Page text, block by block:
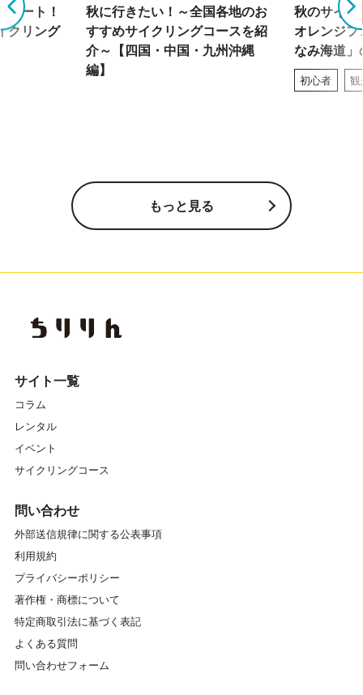
ルート！
クリング
秋に行きたい！～全国各地のお
すすめサイクリングコースを紹
介～【四国・中国・九州沖縄
編】
秋のサイク
オレンジ
なみ海道」
初心者 観
もっと見る
サイト一覧
コラム
レンタル
イベント
サイクリングコース
問い合わせ
外部送信規律に関する公表事項
利用規約
プライバシーポリシー
著作権・商標について
特定商取引法に基づく表記
よくある質問
問い合わせフォーム